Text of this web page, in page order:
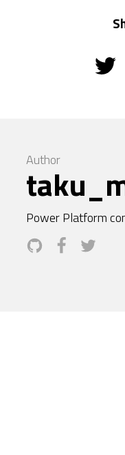
Author
Power Platform